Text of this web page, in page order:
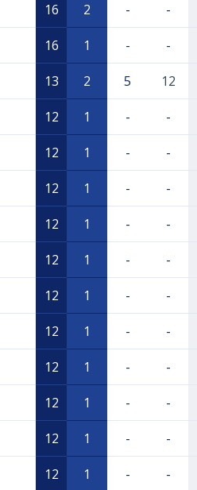
16 2 - -
16 1 - -
13 2 5 12
12 1 - -
12 1 - -
12 1 - -
12 1 - -
12 1 - -
12 1 - -
12 1 - -
12 1 - -
12 1 - -
12 1 - -
12 1 - -